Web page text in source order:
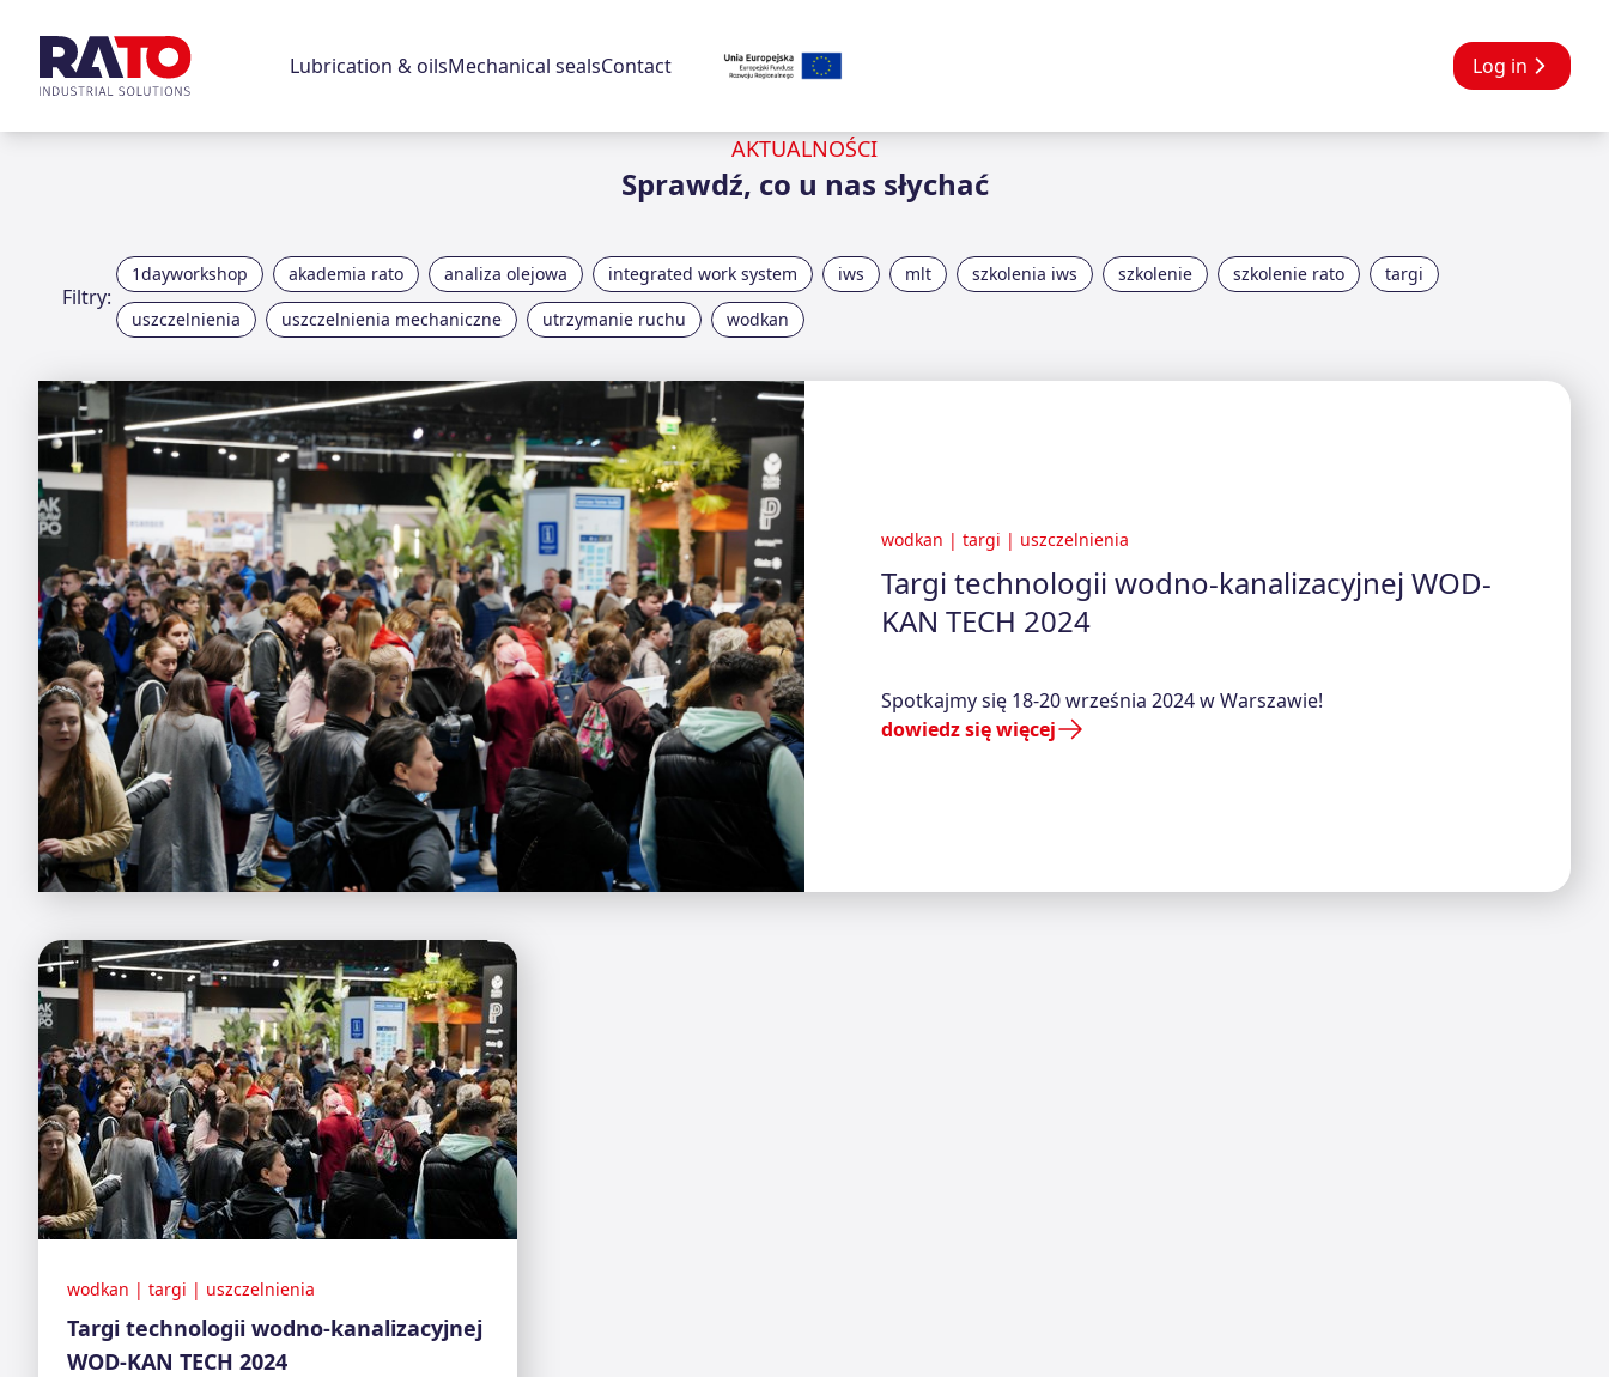
Lubrication & oilsMechanical sealsContact Log in
AKTUALNOŚCI
Sprawdź, co u nas słychać
Filtry:
1dayworkshop akademia rato analiza olejowa integrated work system iws mlt szkolenia iws szkolenie szkolenie rato
targi
uszczelnienia
uszczelnienia mechaniczne utrzymanie ruchu wodkan
wodkan | targi | uszczelnienia
Targi technologii wodno-kanalizacyjnej WOD-
KAN TECH 2024
Spotkajmy się 18-20 września 2024 w Warszawie!
dowiedz się więcej
wodkan | targi | uszczelnienia
Targi technologii wodno-kanalizacyjnej
WOD-KAN TECH 2024